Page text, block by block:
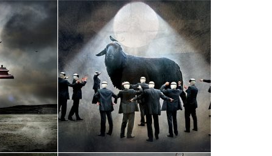
QUIS VULPUTATE IN